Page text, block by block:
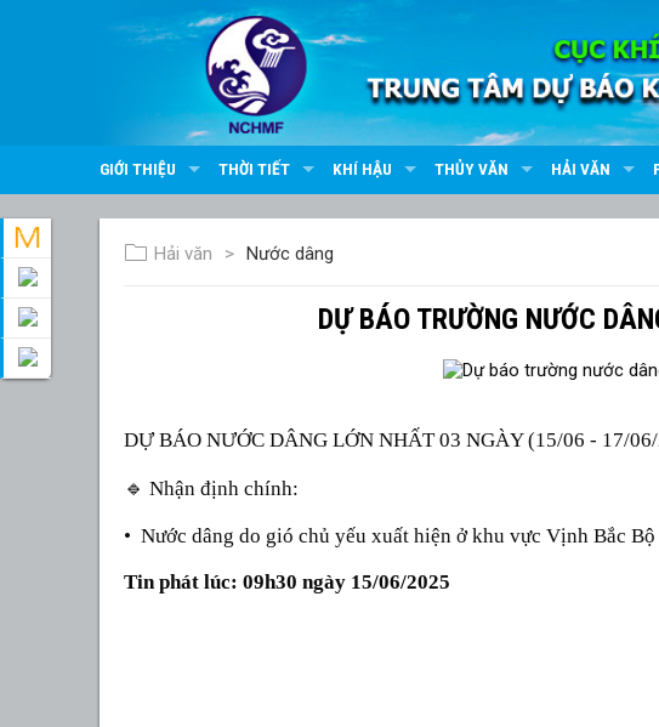
GIỚI THIỆU THỜI TIẾT KHÍ HẬU THỦY VĂN HẢI VĂN
Hải văn Nước dâng
DỰ BÁO TRƯỜNG NƯỚC
DỰ BÁO NƯỚC DÂNG LỚN NHẤT 03 NGÀY (15/06 - 17/
🔹 Nhận định chính:
• Nước dâng do gió chủ yếu xuất hiện ở khu vực Vịnh Bắc Bộ
Tin phát lúc: 09h30 ngày 15/06/2025